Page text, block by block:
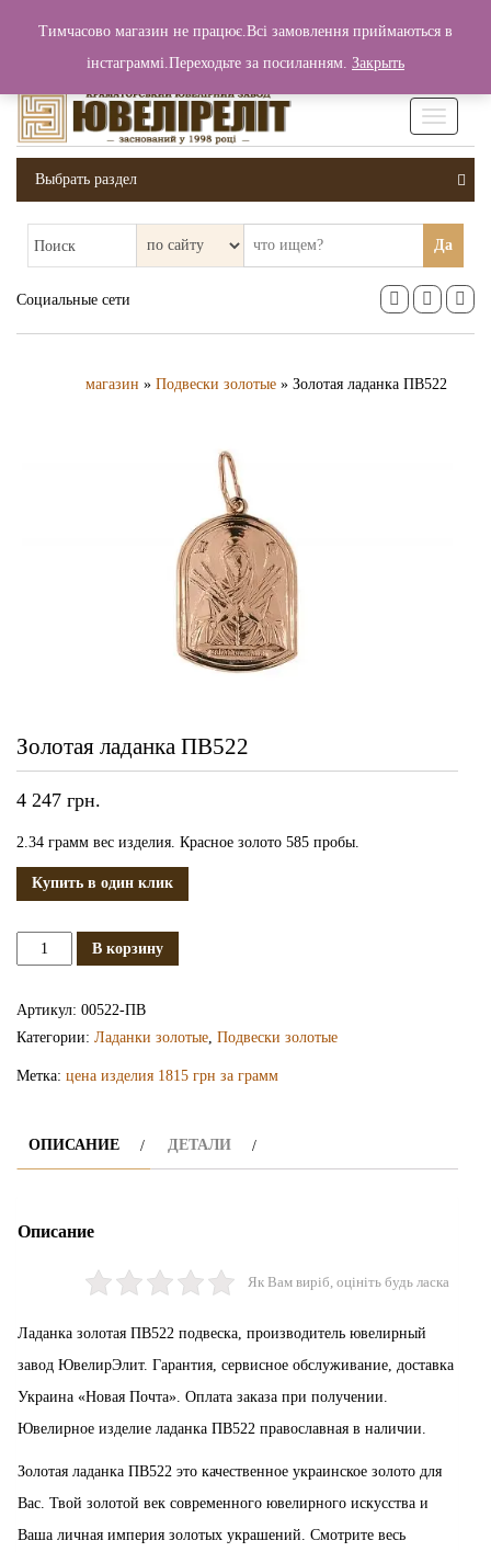
Вход / Регистрация 0 грн.
Выбрать раздел
Поиск Да
Социальные сети
магазин » Подвески золотые » Золотая ладанка ПВ522
Золотая ладанка ПВ522
4 247 грн.
2.34 грамм вес изделия. Красное золото 585 пробы.
Купить в один клик
КоличествоВ корзину
Артикул: 00522-ПВ
Категории: Ладанки золотые, Подвески золотые
Метка: цена изделия 1815 грн за грамм
ОПИСАНИЕ ДЕТАЛИ
Описание
Як Вам виріб, оцініть будь ласка
Ладанка золотая ПВ522 подвеска, производитель ювелирный
завод ЮвелирЭлит. Гарантия, сервисное обслуживание, доставка
Украина «Новая Почта». Оплата заказа при получении.
Ювелирное изделие ладанка ПВ522 православная в наличии.
Золотая ладанка ПВ522 это качественное украинское золото для
Вас. Твой золотой век современного ювелирного искусства и
Ваша личная империя золотых украшений. Смотрите весь
Тимчасово магазин не працює.Всі замовлення приймаються в
інстаграммі.Переходьте за посиланням. Закрыть